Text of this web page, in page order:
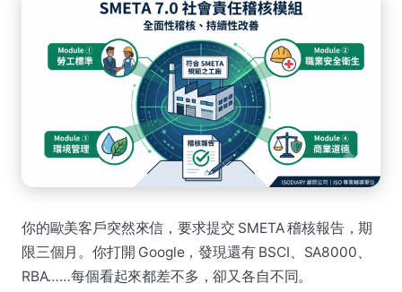
你的歐美客戶突然來信，要求提交 SMETA 稽核報告，期
限三個月。你打開 Google，發現還有 BSCI、SA8000、
RBA……每個看起來都差不多，卻又各自不同。